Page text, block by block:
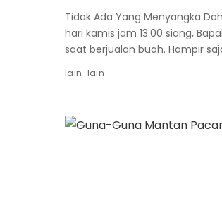
Tidak Ada Yang Menyangka
hari kamis jam 13.00 siang,
saat berjualan buah. Hampir
lain-lain